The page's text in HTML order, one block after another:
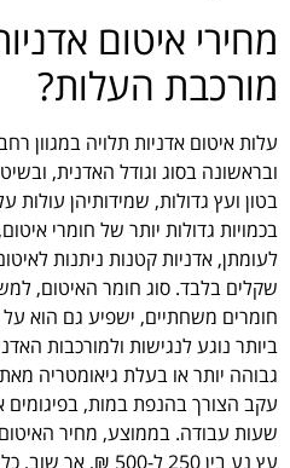
מחירי איטום
מורכבת העלות?
עלות איטום אדניות תלויה במגוון
ובראשונה בסוג וגודל האדנית,
בכמויות גדולות יותר של חומרי
לעומתן, אדניות קטנות ניתנות
שקלים בלבד. סוג חומר האיטום,
חומרים משחתיים, ישפיע גם הוא
ביותר נוגע לנגישות ולמורכבות
גבוהה יותר או בעלת גיאומטריה
עקב הצורך בהנפת במות, בפיגומים
שעות עבודה. בממוצע, מחיר
עץ נע בין 250 ל-